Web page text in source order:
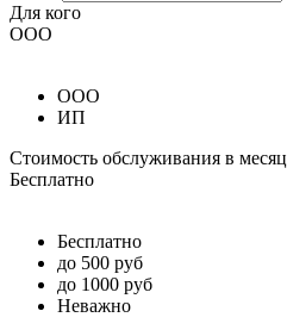
Для кого
ООО
ООО
ИП
Стоимость обслуживания в месяц
Бесплатно
Бесплатно
до 500 руб
до 1000 руб
Неважно